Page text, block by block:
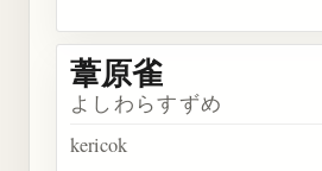
葦原雀
よしわらすずめ
kericok